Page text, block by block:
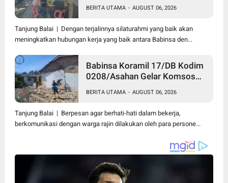
09/TB Kodim 0208/Asahan
BERITA UTAMA - AUGUST 06, 2026
Tanjung Balai | Dengan terjalinnya silaturahmi yang baik akan
meningkatkan hubungan kerja yang baik antara Babinsa den...
Babinsa Koramil 17/DB Kodim
0208/Asahan Gelar Komsos
Bangunan
BERITA UTAMA - AUGUST 06, 2026
Tanjung Balai | Berpesan agar berhati-hati dalam bekerja,
berkomunikasi dengan warga rajin dilakukan oleh para persone...